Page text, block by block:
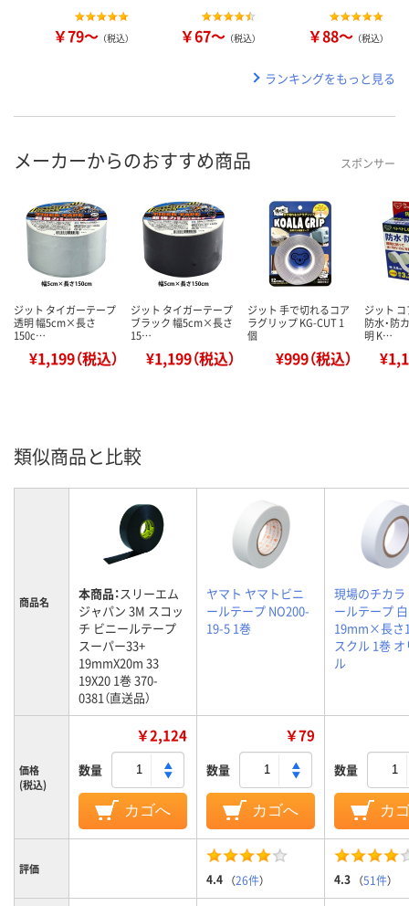
￥79～ （税込） ￥67～ （税込） ￥88～ （税込）
ランキングをもっと見る
メーカーからのおすすめ商品 スポンサー
ジット タイガーテープ
透明 幅5cm×長さ
150c…
¥1,199（税込）
ジット タイガーテープ
ブラック 幅5cm×長さ
15…
¥1,199（税込）
ジット 手で切れるコア
ラグリップ KG-CUT 1
個
¥999（税込）
ジット
防水・防
明 K…
類似商品と比較
商品名 本商品：スリーエム
ジャパン 3M スコッ
チ ビニールテープ
スーパー33+
19mmX20m 33
19X20 1巻 370-
0381（直送品）
ヤマト ヤマトビニ
ールテープ NO200-
19-5 1巻
現場のチカラ
ールテープ
19mm×長さ
スクル 1巻
ル
価格
(税込)
￥2,124
数量
カゴへ
￥79
数量
カゴへ
数量
カ
評価
4.4 （26件） 4.3 （51件）